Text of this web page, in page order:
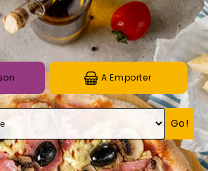
A Emporter
Go!